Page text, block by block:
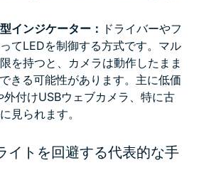
インジケーター： ドライバーやフ
てLEDを制御する方式です。マル
を持つと、カメラは動作したまま
きる可能性があります。主に低価
付けUSBウェブカメラ、特に古
見られます。
イトを回避する代表的な手